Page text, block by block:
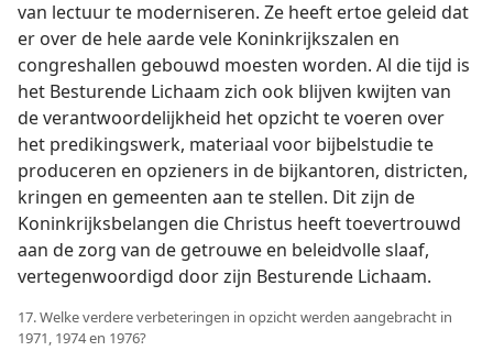
van lectuur te moderniseren. Ze heeft ertoe geleid dat
er over de hele aarde vele Koninkrijkszalen en
congreshallen gebouwd moesten worden. Al die tijd is
het Besturende Lichaam zich ook blijven kwijten van
de verantwoordelijkheid het opzicht te voeren over
het predikingswerk, materiaal voor bijbelstudie te
produceren en opzieners in de bijkantoren, districten,
kringen en gemeenten aan te stellen. Dit zijn de
Koninkrijksbelangen die Christus heeft toevertrouwd
aan de zorg van de getrouwe en beleidvolle slaaf,
vertegenwoordigd door zijn Besturende Lichaam.
17. Welke verdere verbeteringen in opzicht werden aangebracht in
1971, 1974 en 1976?